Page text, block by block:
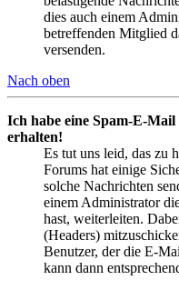
dies auch einem
betreffenden Mitglied
versenden.
Nach oben
Ich habe eine Spam-E-
erhalten!
Es tut uns leid, das zu
Forums hat einige
solche Nachrichten
einem Administrator
hast, weiterleiten.
(Headers)
Benutzer, der die E-
kann dann